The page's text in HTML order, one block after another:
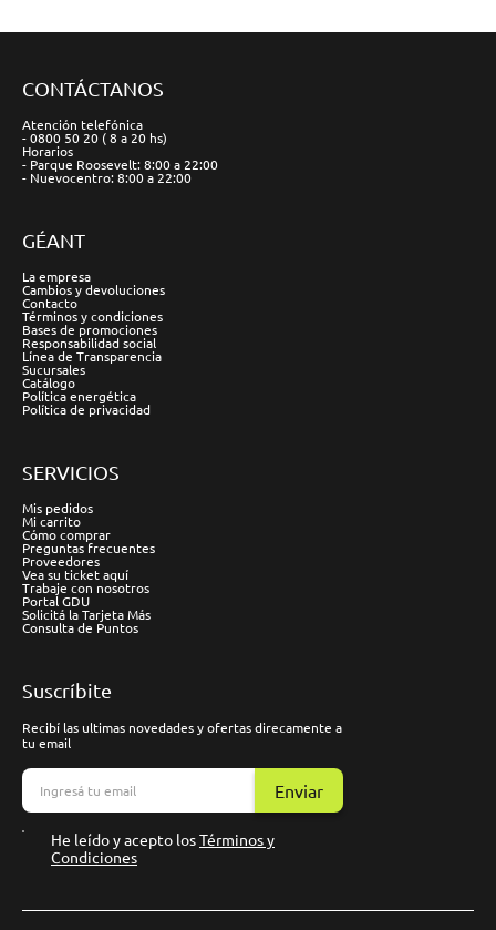
CONTÁCTANOS
Atención telefónica
- 0800 50 20 ( 8 a 20 hs)
Horarios
- Parque Roosevelt: 8:00 a 22:00
- Nuevocentro: 8:00 a 22:00
GÉANT
La empresa
Cambios y devoluciones
Contacto
Términos y condiciones
Bases de promociones
Responsabilidad social
Línea de Transparencia
Sucursales
Catálogo
Política energética
Política de privacidad
SERVICIOS
Mis pedidos
Mi carrito
Cómo comprar
Preguntas frecuentes
Proveedores
Vea su ticket aquí
Trabaje con nosotros
Portal GDU
Solicitá la Tarjeta Más
Consulta de Puntos
Suscríbite
Recibí las ultimas novedades y ofertas direcamente a
tu email
Enviar
He leído y acepto losTérminos y
Condiciones